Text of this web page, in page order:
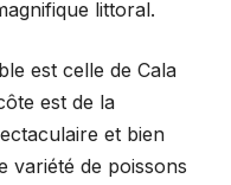
littoral.
est celle de Cala
est de la
et bien
variété de poissons